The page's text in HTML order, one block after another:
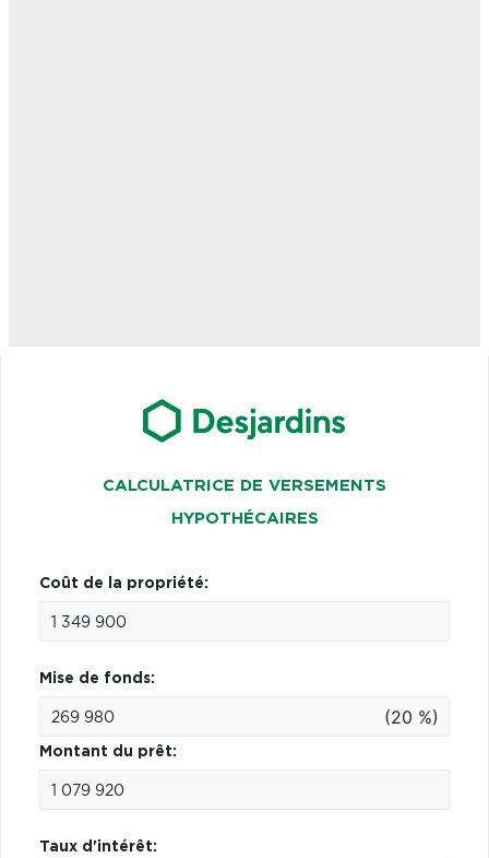
CALCULATRICE DE VERSEMENTS
HYPOTHÉCAIRES
Coût de la propriété:
Mise de fonds:
(20 %)
Montant du prêt:
Taux d'intérêt: